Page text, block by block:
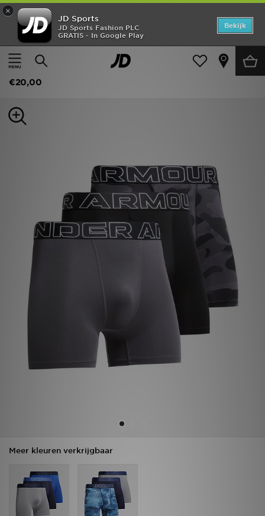
×
JD Sports
JD Sports Fashion PLC
GRATIS - In Google Play
Bekijk
Thuis
Kids Kinderaccessoires Accessoires
Under Armour 3-Pack Performance Tech Boxers Junior
€20,00
Meer kleuren verkrijgbaar
Home
Offers
Dames
Sports
Merken
Vind een winkel